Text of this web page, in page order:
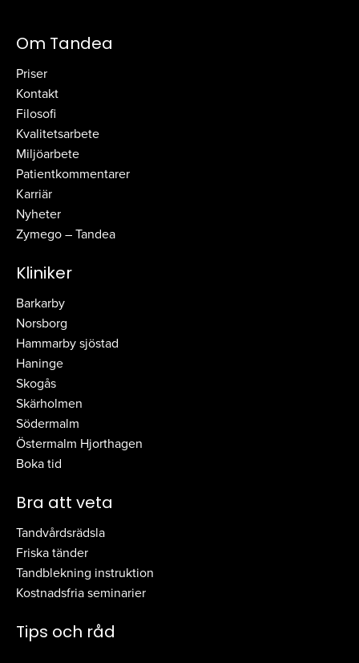
Om Tandea
Priser
Kontakt
Filosofi
Kvalitetsarbete
Miljöarbete
Patientkommentarer
Karriär
Nyheter
Zymego – Tandea
Kliniker
Barkarby
Norsborg
Hammarby sjöstad
Haninge
Skogås
Skärholmen
Södermalm
Östermalm Hjorthagen
Boka tid
Bra att veta
Tandvårdsrädsla
Friska tänder
Tandblekning instruktion
Kostnadsfria seminarier
Tips och råd